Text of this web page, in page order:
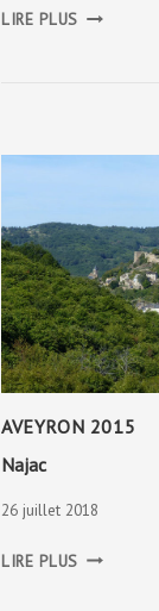
LIRE PLUS SEPTEMBRE
AVEYRON 2015
Najac
26 juillet 2018
LIRE PLUS